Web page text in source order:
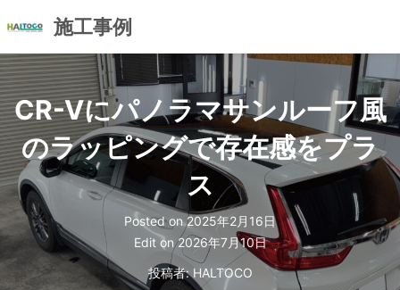
コ
ン
テ
ン
ツ
へ
キ
ッ
プ
施工事例
CR-Vにパノラマサンルーフ風
のラッピングで存在感をプラ
ス
Posted on 2025年2月16日
Edit on 2026年7月10日
投稿者:HALTOCO